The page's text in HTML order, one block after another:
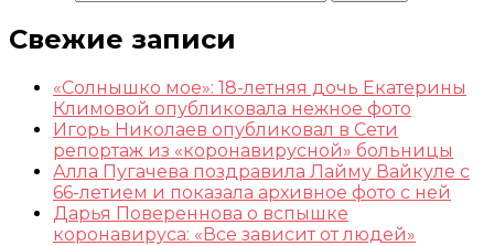
Свежие записи
«Солнышко мое»: 18-летняя дочь Екатерины
Климовой опубликовала нежное фото
Игорь Николаев опубликовал в Сети
репортаж из «коронавирусной» больницы
Алла Пугачева поздравила Лайму Вайкуле с
66-летием и показала архивное фото с ней
Дарья Повереннова о вспышке
коронавируса: «Все зависит от людей»